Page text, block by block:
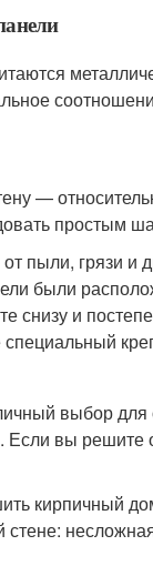
—
простым
пыли, грязи и
были
снизу и
специальный
выбор
Если вы